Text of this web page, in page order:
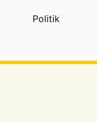
Politik